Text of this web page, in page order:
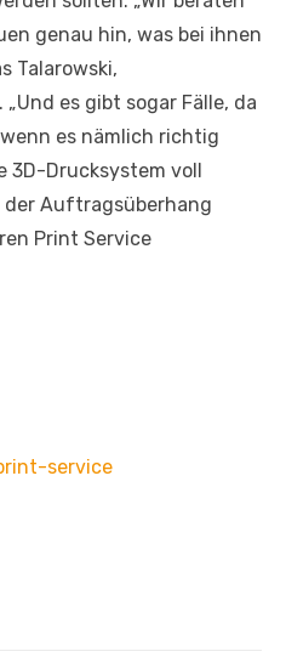
genau hin, was bei ihnen
Talarowski,
„Und es gibt sogar Fälle, da
es nämlich richtig
Drucksystem voll
Auftragsüberhang
Print Service
service